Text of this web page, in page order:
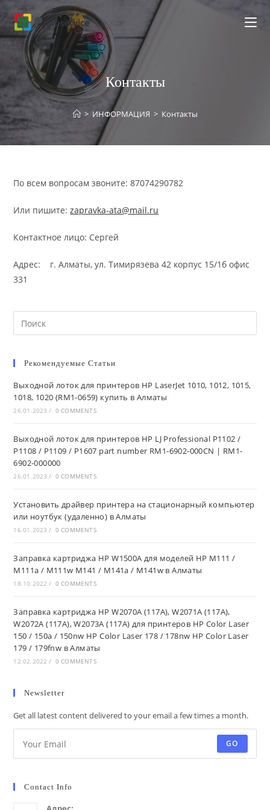
Перейти
содержимому
Контакты
> ИНФОРМАЦИЯ > Контакты
По всем вопросам звоните: 87074290782
Или пишите:zapravka-ata@mail.ru
Контактное лицо: Сергей
Адрес: г. Алматы, ул. Тимирязева 42 корпус 15/1б офис
331
Search
this
Рекомендуемые Статьи
Выходной лоток для принтеров HP LaserJet 1010, 1012, 1015,
1018, 1020 (RM1-0659) купить в Алматы
26.01.2023 / 0 COMMENTS
Выходной лоток для принтеров HP LJ Professional P1102 /
P1108 / P1109 / P1607 part number RM1-6902-000CN | RM1-
6902-000000
26.01.2023 / 0 COMMENTS
Установить драйвер принтера на стационарный компьютер
или ноутбук (удаленно) в Алматы
16.01.2023 / 0 COMMENTS
Заправка картриджа HP W1500A для моделей HP M111 /
M111a / M111w M141 / M141a / M141w в Алматы
18.10.2022 / 0 COMMENTS
Заправка картриджа HP W2070A (117A), W2071A (117A),
W2072A (117A), W2073A (117A) для принтеров HP Color Laser
150 / 150a / 150nw HP Color Laser 178 / 178nw HP Color Laser
179 / 179fnw в Алматы
12.02.2022 / 0 COMMENTS
Newsletter
Get all latest content delivered to your email a few times a month.
GO
Contact Info